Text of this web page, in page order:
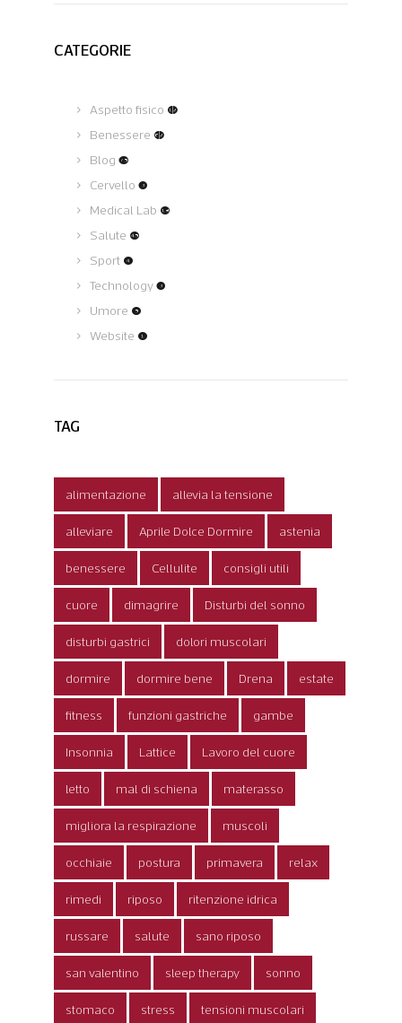
CATEGORIE
Aspetto fisico (12)
Benessere (62)
Blog (75)
Cervello (3)
Medical Lab (19)
Salute (45)
Sport(4)
Technology(3)
Umore (5)
Website (1)
TAG
alimentazione allevia la tensione
alleviare Aprile Dolce Dormire astenia
benessere Cellulite consigli utili
cuore dimagrire Disturbi del sonno
disturbi gastrici dolori muscolari
dormire dormire bene Drena estate
fitness funzioni gastriche gambe
Insonnia Lattice Lavoro del cuore
letto mal di schiena materasso
migliora la respirazione muscoli
occhiaie postura primavera relax
rimedi riposo ritenzione idrica
russare salute sano riposo
san valentino sleep therapy sonno
stomaco stress tensioni muscolari